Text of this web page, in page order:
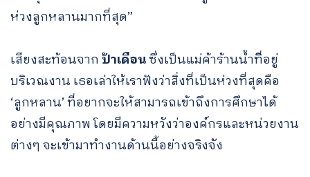
ห่วงลูกหลานมากที่สุด”
เสียงสะท้อนจากป้าเดือนซึ่งเป็นแม่ค้าร้านน้ำที่ิอยู่
บริเวณงาน เธอเล่าให้เราฟังว่าสิ่งที่เป็นห่วงที่สุดคือ
‘ลูกหลาน’ ที่อยากจะให้สามารถเข้าถึงการศึกษาได้
อย่างมีคุณภาพ โดยมีความหวังว่าองค์กรและหน่วยงาน
ต่างๆ จะเข้ามาทำงานด้านนี้อย่างจริงจัง